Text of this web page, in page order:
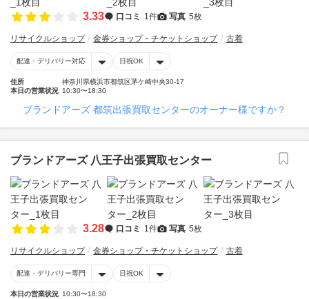
3.33 口コミ 1件 写真 5枚
リサイクルショップ 金券ショップ・チケットショップ 古着
配達・デリバリー対応 日祝OK
住所
神奈川県横浜市都筑区茅ケ崎中央30-17
本日の営業状況 10:30〜18:30
ブランドアーズ 都筑出張買取センターのオーナー様ですか？
ブランドアーズ 八王子出張買取センター
3.28 口コミ 1件 写真 5枚
リサイクルショップ 金券ショップ・チケットショップ 古着
配達・デリバリー専門 日祝OK
本日の営業状況 10:30〜18:30